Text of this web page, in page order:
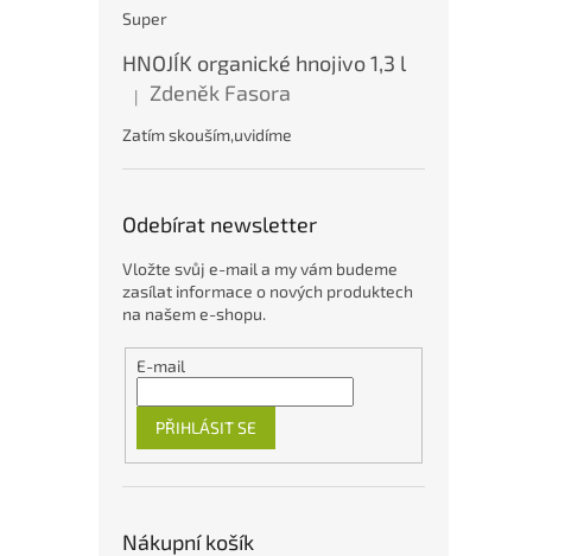
Super
HNOJÍK organické hnojivo 1,3 l
Hodnocení produktu je 5 z 5 hvězdiček.
| Zdeněk Fasora
Zatím skouším,uvidíme
Odebírat newsletter
Vložte svůj e-mail a my vám budeme
zasílat informace o nových produktech
na našem e-shopu.
E-mail
PŘIHLÁSIT SE
Nákupní košík